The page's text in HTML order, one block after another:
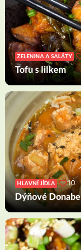
ZELENINA A SALÁTY
Tofu s lilkem
HLAVNÍ JÍDLA 10
Dýňové Donabe